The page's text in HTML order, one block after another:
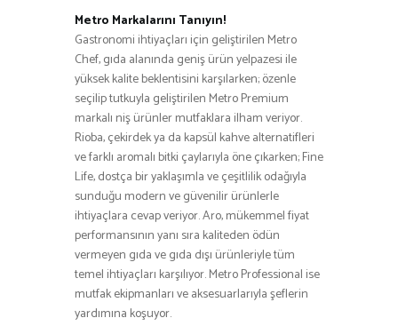
Metro Markalarını Tanıyın!
Gastronomi ihtiyaçları için geliştirilen Metro
Chef, gıda alanında geniş ürün yelpazesi ile
yüksek kalite beklentisini karşılarken; özenle
seçilip tutkuyla geliştirilen Metro Premium
markalı niş ürünler mutfaklara ilham veriyor.
Rioba, çekirdek ya da kapsül kahve alternatifleri
ve farklı aromalı bitki çaylarıyla öne çıkarken; Fine
Life, dostça bir yaklaşımla ve çeşitlilik odağıyla
sunduğu modern ve güvenilir ürünlerle
ihtiyaçlara cevap veriyor. Aro, mükemmel fiyat
performansının yanı sıra kaliteden ödün
vermeyen gıda ve gıda dışı ürünleriyle tüm
temel ihtiyaçları karşılıyor. Metro Professional ise
mutfak ekipmanları ve aksesuarlarıyla şeflerin
yardımına koşuyor.